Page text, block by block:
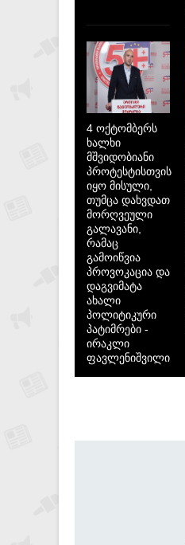
4 ოქტომბერს
ხალხი
მშვიდობიანი
პროტესტისთვის
იყო მისული,
თუმცა დახვდათ
მორღვეული
გალავანი,
რამაც
გამოიწვია
პროვოკაცია და
დაგვიმატა
ახალი
პოლიტიკური
პატიმრები -
ირაკლი
ფავლენიშვილი